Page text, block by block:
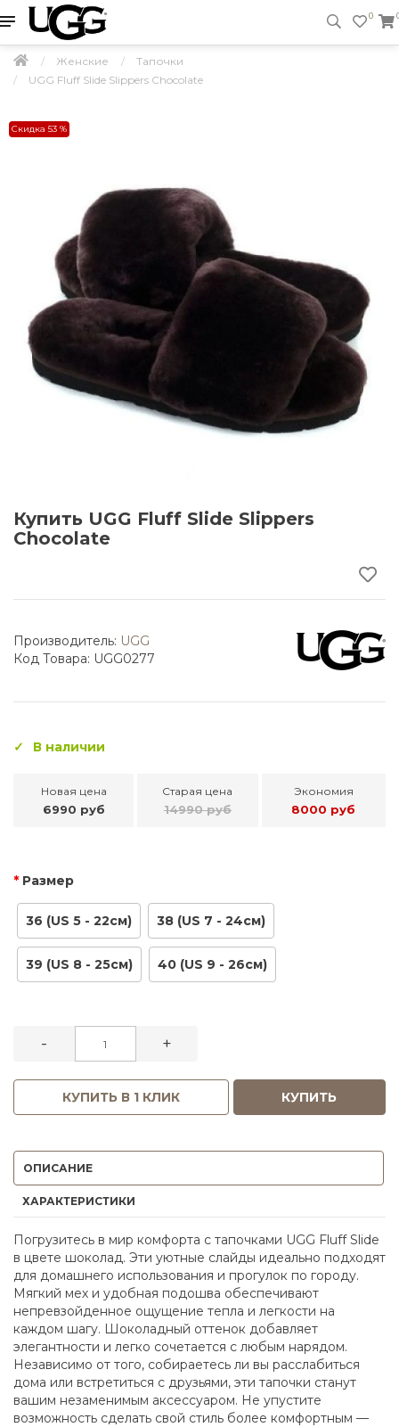
0
Женские
Тапочки
UGG Fluff Slide Slippers Chocolate
Скидка 53 %
Купить UGG Fluff Slide Slippers
Chocolate
Производитель: UGG
Код Товара: UGG0277
В наличии
Новая цена
6990 руб
Старая цена
14990 руб
Экономия
8000 руб
Размер
36 (US 5 - 22см) 38 (US 7 - 24см)
39 (US 8 - 25см) 40 (US 9 - 26см)
- +
КУПИТЬ В 1 КЛИК КУПИТЬ
ОПИСАНИЕ
ХАРАКТЕРИСТИКИ
Погрузитесь в мир комфорта с тапочками UGG Fluff Slide
в цвете шоколад. Эти уютные слайды идеально подходят
для домашнего использования и прогулок по городу.
Мягкий мех и удобная подошва обеспечивают
непревзойденное ощущение тепла и легкости на
каждом шагу. Шоколадный оттенок добавляет
элегантности и легко сочетается с любым нарядом.
Независимо от того, собираетесь ли вы расслабиться
дома или встретиться с друзьями, эти тапочки станут
вашим незаменимым аксессуаром. Не упустите
возможность сделать свой стиль более комфортным —